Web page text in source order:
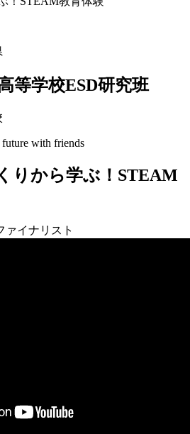
等学校ESD研究班
with friends
りから学ぶ！STEAM
ァイナリスト